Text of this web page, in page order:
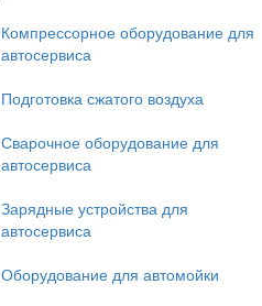
Компрессорное оборудование для
автосервиса
Подготовка сжатого воздуха
Сварочное оборудование для
автосервиса
Зарядные устройства для
автосервиса
Оборудование для автомойки